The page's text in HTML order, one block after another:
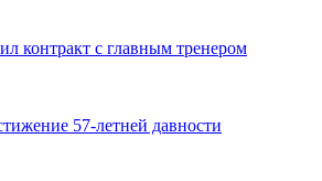
контракт с главным тренером
57-летней давности